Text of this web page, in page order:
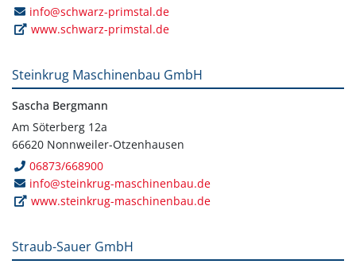
info@schwarz-primstal.de
www.schwarz-primstal.de
Steinkrug Maschinenbau GmbH
Sascha Bergmann
Am Söterberg 12a
66620 Nonnweiler-Otzenhausen
06873/668900
info@steinkrug-maschinenbau.de
www.steinkrug-maschinenbau.de
Straub-Sauer GmbH